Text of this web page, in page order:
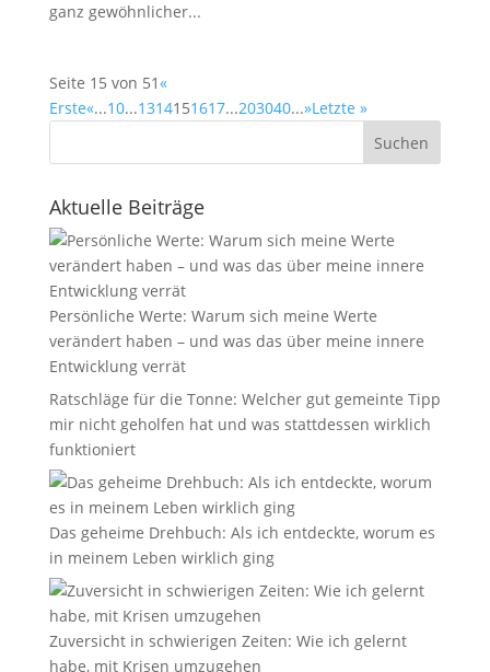
ganz gewöhnlicher...
Seite 15 von 51«
Erste«...10...1314151617...203040...»Letzte »
Suchen
Aktuelle Beiträge
Persönliche Werte: Warum sich meine Werte
verändert haben – und was das über meine innere
Entwicklung verrät
Ratschläge für die Tonne: Welcher gut gemeinte Tipp
mir nicht geholfen hat und was stattdessen wirklich
funktioniert
Das geheime Drehbuch: Als ich entdeckte, worum es
in meinem Leben wirklich ging
Zuversicht in schwierigen Zeiten: Wie ich gelernt
habe, mit Krisen umzugehen